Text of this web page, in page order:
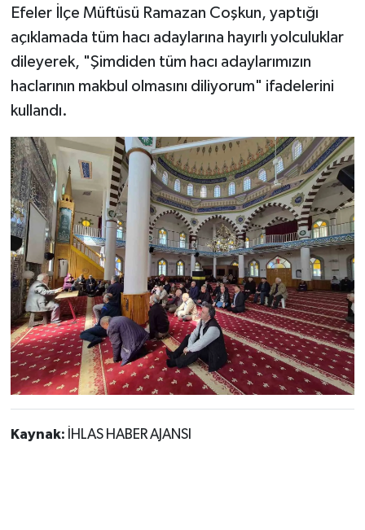
Efeler İlçe Müftüsü Ramazan Coşkun, yaptığı
açıklamada tüm hacı adaylarına hayırlı yolculuklar
dileyerek, "Şimdiden tüm hacı adaylarımızın
haclarının makbul olmasını diliyorum" ifadelerini
kullandı.
Kaynak: İHLAS HABER AJANSI